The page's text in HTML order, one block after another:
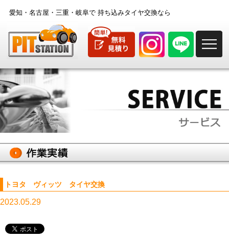
愛知・名古屋・三重・岐阜で持ち込みタイヤ交換なら
トヨタ ヴィッツ タイヤ交換
2023.05.29